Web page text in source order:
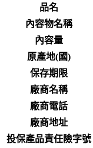
品名
內容物名稱
內容量
原產地(國)
保存期限
廠商名稱
廠商電話
廠商地址
投保產品責任險字號